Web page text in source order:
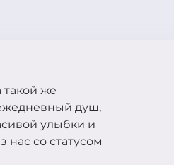
такой же
душ,
улыбки и
нас со статусом